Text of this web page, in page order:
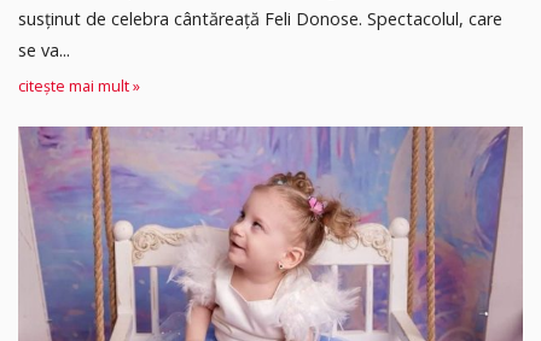
susținut de celebra cântăreață Feli Donose. Spectacolul, care
se va...
citește mai mult »